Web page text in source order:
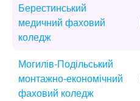
Берестинський
медичний фаховий
коледж
Могилів-Подільський
монтажно-економічний
фаховий коледж